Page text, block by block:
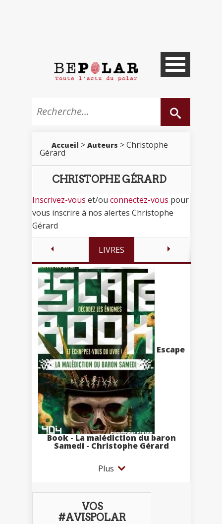
Accueil > Auteurs > Christophe
Gérard
CHRISTOPHE GÉRARD
Inscrivez-vous et/ou connectez-vous pour
vous inscrire à nos alertes Christophe
Gérard
LIVRES
Escape
Book - La malédiction du baron
Samedi - Christophe Gérard
Plus
VOS
#AVISPOLAR